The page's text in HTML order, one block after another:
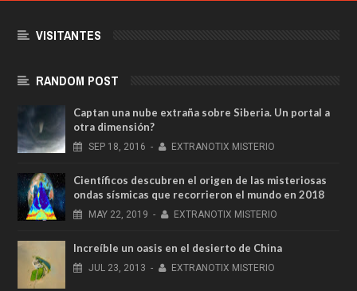
VISITANTES
RANDOM POST
Captan una nube extraña sobre Siberia. Un portal a
otra dimensión?
SEP 18, 2016 - EXTRANOTIX MISTERIO
Científicos descubren el origen de las misteriosas
ondas sísmicas que recorrieron el mundo en 2018
MAY 22, 2019 - EXTRANOTIX MISTERIO
Increíble un oasis en el desierto de China
JUL 23, 2013 - EXTRANOTIX MISTERIO